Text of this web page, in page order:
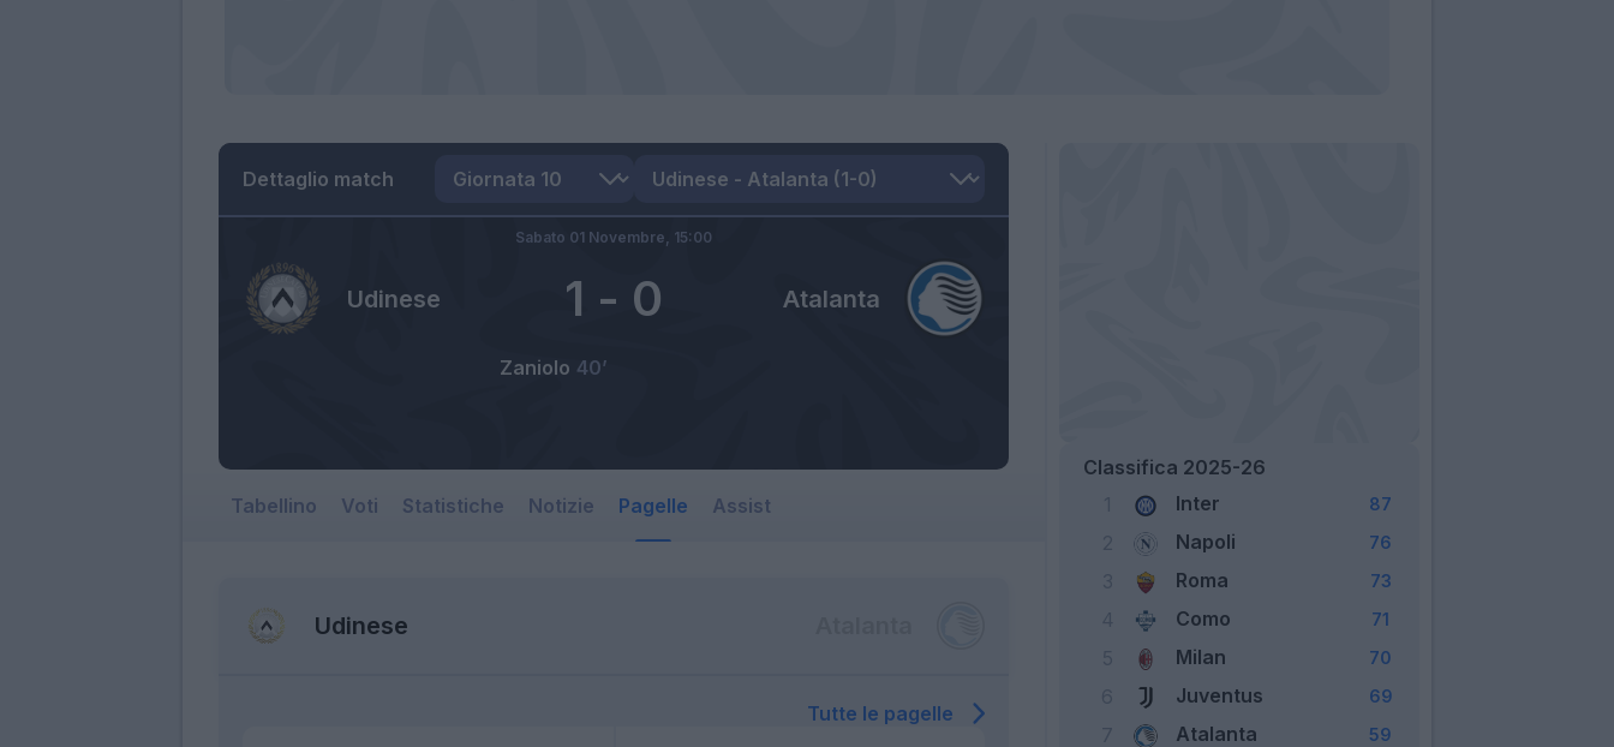
Dettaglio match
Udinese Atalanta
1 - 0
Sabato 01 Novembre, 15:00
Zaniolo 40’
Tabellino Voti Statistiche Notizie Pagelle Assist
Udinese
Tutte le pagelle
Classifica 2025-26
Inter 87
Napoli 76
Roma 73
Como 71
Milan 70
Juventus 69
Atalanta 59